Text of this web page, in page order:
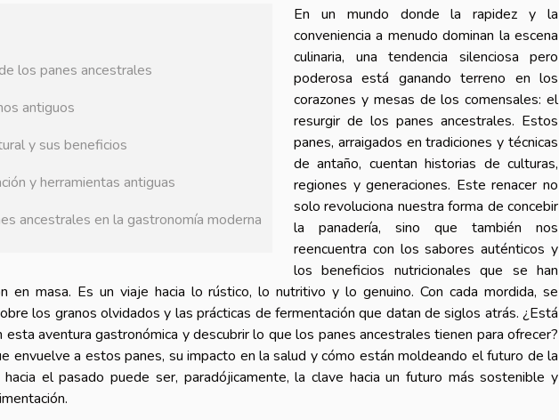
los panes ancestrales
antiguos
y sus beneficios
y herramientas antiguas
ancestrales en la gastronomía moderna
En un mundo donde la rapidez y la
conveniencia a menudo dominan la escena
culinaria, una tendencia silenciosa pero
poderosa está ganando terreno en los
corazones y mesas de los comensales: el
resurgir de los panes ancestrales. Estos
panes, arraigados en tradiciones y técnicas
de antaño, cuentan historias de culturas,
regiones y generaciones. Este renacer no
solo revoluciona nuestra forma de concebir
la panadería, sino que también nos
reencuentra con los sabores auténticos y
los beneficios nutricionales que se han
en masa. Es un viaje hacia lo rústico, lo nutritivo y lo genuino. Con cada mordida, se
los granos olvidados y las prácticas de fermentación que datan de siglos atrás. ¿Está
aventura gastronómica y descubrir lo que los panes ancestrales tienen para ofrecer?
envuelve a estos panes, su impacto en la salud y cómo están moldeando el futuro de la
hacia el pasado puede ser, paradójicamente, la clave hacia un futuro más sostenible y